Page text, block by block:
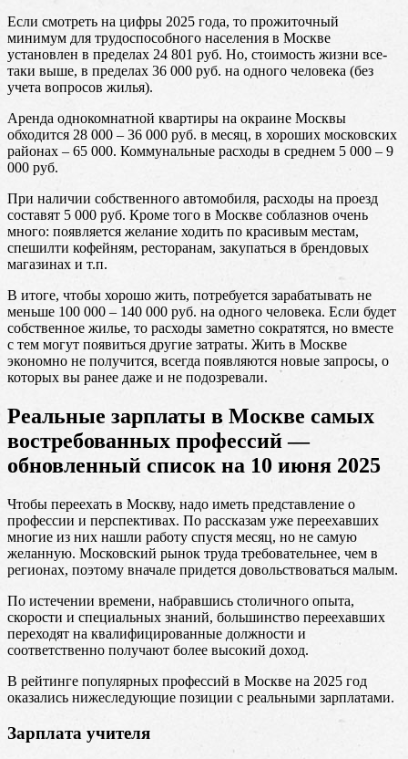
Если смотреть на цифры 2025 года, то прожиточный
минимум для трудоспособного населения в Москве
установлен в пределах 24 801 руб. Но, стоимость жизни все-
таки выше, в пределах 36 000 руб. на одного человека (без
учета вопросов жилья).
Аренда однокомнатной квартиры на окраине Москвы
обходится 28 000 – 36 000 руб. в месяц, в хороших московских
районах – 65 000. Коммунальные расходы в среднем 5 000 – 9
000 руб.
При наличии собственного автомобиля, расходы на проезд
составят 5 000 руб. Кроме того в Москве соблазнов очень
много: появляется желание ходить по красивым местам,
спешилти кофейням, ресторанам, закупаться в брендовых
магазинах и т.п.
В итоге, чтобы хорошо жить, потребуется зарабатывать не
меньше 100 000 – 140 000 руб. на одного человека. Если будет
собственное жилье, то расходы заметно сократятся, но вместе
с тем могут появиться другие затраты. Жить в Москве
экономно не получится, всегда появляются новые запросы, о
которых вы ранее даже и не подозревали.
Реальные зарплаты в Москве самых
востребованных профессий —
обновленный список на 10 июня 2025
Чтобы переехать в Москву, надо иметь представление о
профессии и перспективах. По рассказам уже переехавших
многие из них нашли работу спустя месяц, но не самую
желанную. Московский рынок труда требовательнее, чем в
регионах, поэтому вначале придется довольствоваться малым.
По истечении времени, набравшись столичного опыта,
скорости и специальных знаний, большинство переехавших
переходят на квалифицированные должности и
соответственно получают более высокий доход.
В рейтинге популярных профессий в Москве на 2025 год
оказались нижеследующие позиции с реальными зарплатами.
Зарплата учителя